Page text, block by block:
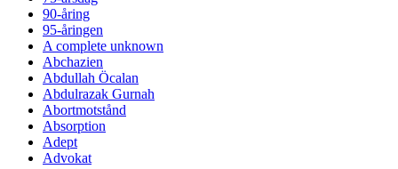
90-åring
95-åringen
A complete unknown
Abchazien
Abdullah Öcalan
Abdulrazak Gurnah
Abortmotstånd
Absorption
Adept
Advokat